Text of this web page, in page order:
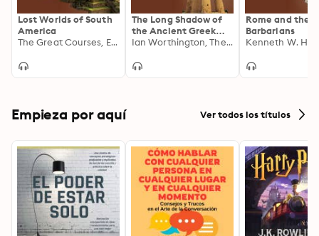
Lost Worlds of South
America
The Great Courses, Edwin Barnhart
The Long Shadow of
the Ancient Greek
World
Ian Worthington, The Great Courses
Rome and the
Barbarians
Empieza por aquí Ver todos los títulos